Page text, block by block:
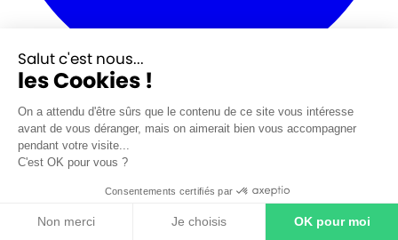
Fissure maison et assurance : quels dommages sont réellement
couverts
Salut c'est nous...
les Cookies !
On a attendu d'être sûrs que le contenu de ce site vous intéresse
avant de vous déranger, mais on aimerait bien vous accompagner
pendant votre visite...
C'est OK pour vous ?
Consentements certifiés par
Non merci Je choisis OK pour moi